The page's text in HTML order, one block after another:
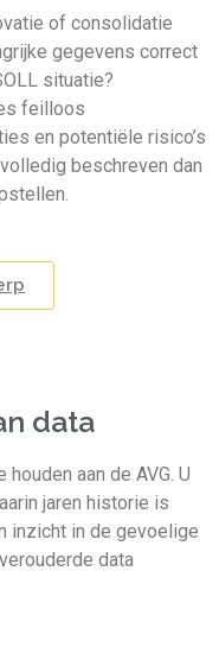
of consolidatie
gegevens correct
situatie?
feilloos
en potentiële risico’s
beschreven dan
data
aan de AVG. U
jaren historie is
inzicht in de gevoelige
data